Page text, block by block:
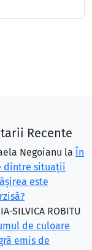
Recente
Negoianu la În
dintre situaţii
este
SILVICA ROBITU
de culoare
emis de